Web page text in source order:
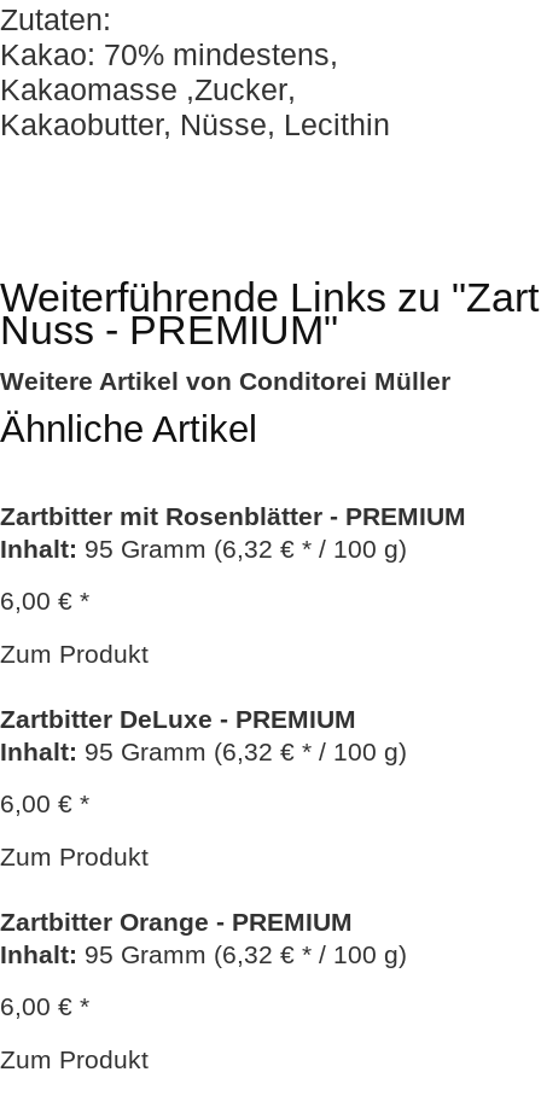
Zutaten:
Kakao: 70% mindestens,
Kakaomasse ,Zucker,
Kakaobutter, Nüsse, Lecithin
Weiterführende Links zu
Nuss - PREMIUM"
Weitere Artikel von Conditorei Müller
Ähnliche Artikel
Zartbitter mit Rosenblätter - PREMIUM
Inhalt: 95 Gramm (6,32 € * / 100 g)
6,00 € *
Zum Produkt
Zartbitter DeLuxe - PREMIUM
Inhalt: 95 Gramm (6,32 € * / 100 g)
6,00 € *
Zum Produkt
Zartbitter Orange - PREMIUM
Inhalt: 95 Gramm (6,32 € * / 100 g)
6,00 € *
Zum Produkt